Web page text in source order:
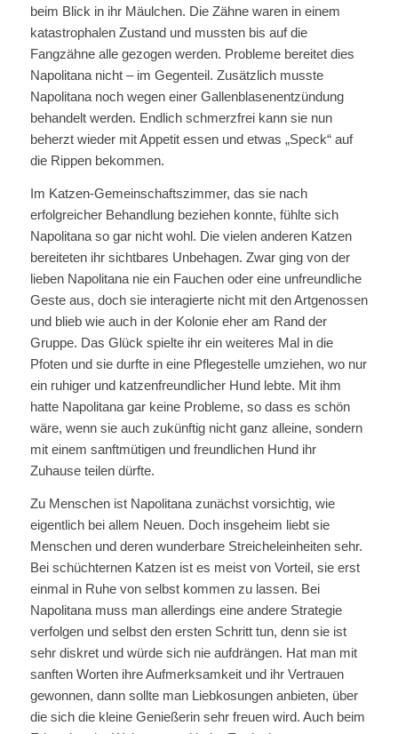
beim Blick in ihr Mäulchen. Die Zähne waren in einem
katastrophalen Zustand und mussten bis auf die
Fangzähne alle gezogen werden. Probleme bereitet dies
Napolitana nicht – im Gegenteil. Zusätzlich musste
Napolitana noch wegen einer Gallenblasenentzündung
behandelt werden. Endlich schmerzfrei kann sie nun
beherzt wieder mit Appetit essen und etwas „Speck“ auf
die Rippen bekommen.
Im Katzen-Gemeinschaftszimmer, das sie nach
erfolgreicher Behandlung beziehen konnte, fühlte sich
Napolitana so gar nicht wohl. Die vielen anderen Katzen
bereiteten ihr sichtbares Unbehagen. Zwar ging von der
lieben Napolitana nie ein Fauchen oder eine unfreundliche
Geste aus, doch sie interagierte nicht mit den Artgenossen
und blieb wie auch in der Kolonie eher am Rand der
Gruppe. Das Glück spielte ihr ein weiteres Mal in die
Pfoten und sie durfte in eine Pflegestelle umziehen, wo nur
ein ruhiger und katzenfreundlicher Hund lebte. Mit ihm
hatte Napolitana gar keine Probleme, so dass es schön
wäre, wenn sie auch zukünftig nicht ganz alleine, sondern
mit einem sanftmütigen und freundlichen Hund ihr
Zuhause teilen dürfte.
Zu Menschen ist Napolitana zunächst vorsichtig, wie
eigentlich bei allem Neuen. Doch insgeheim liebt sie
Menschen und deren wunderbare Streicheleinheiten sehr.
Bei schüchternen Katzen ist es meist von Vorteil, sie erst
einmal in Ruhe von selbst kommen zu lassen. Bei
Napolitana muss man allerdings eine andere Strategie
verfolgen und selbst den ersten Schritt tun, denn sie ist
sehr diskret und würde sich nie aufdrängen. Hat man mit
sanften Worten ihre Aufmerksamkeit und ihr Vertrauen
gewonnen, dann sollte man Liebkosungen anbieten, über
die sich die kleine Genießerin sehr freuen wird. Auch beim